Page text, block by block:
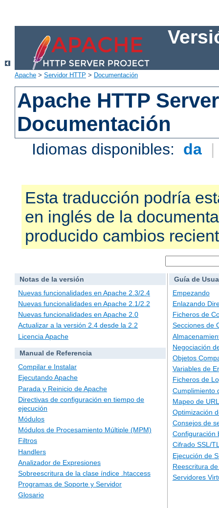
Apache > Servidor HTTP > Documentación
Apache HTTP
Documentación
Idiomas disponibles: da |
Esta traducción podría
en inglés de la
producido cambios
Notas de la versión
Nuevas funcionalidades en Apache 2.3/2.4
Nuevas funcionalidades en Apache 2.1/2.2
Nuevas funcionalidades en Apache 2.0
Actualizar a la versión 2.4 desde la 2.2
Licencia Apache
Manual de Referencia
Compilar e Instalar
Ejecutando Apache
Parada y Reinicio de Apache
Directivas de configuración en tiempo de
ejecución
Módulos
Módulos de Procesamiento Múltiple (MPM)
Filtros
Handlers
Analizador de Expresiones
Sobreescritura de la clase índice .htaccess
Programas de Soporte y Servidor
Glosario
Guía de
Empezando
Enlazando
Ficheros de
Secciones de
Negociación
Objetos
Variables de
Ficheros de
Cumplimiento
Mapeo de
Optimización
Consejos de
Configuración
Cifrado SSL/
Ejecución de
Reescritura
Servidores